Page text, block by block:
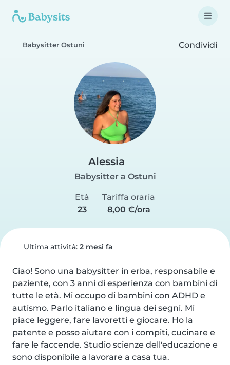
Babysitter Ostuni Condividi
Alessia
Babysitter a Ostuni
Età
23
Tariffa oraria
8,00 €/ora
Ultima attività: 2 mesi fa
Ciao! Sono una babysitter in erba, responsabile e
paziente, con 3 anni di esperienza con bambini di
tutte le età. Mi occupo di bambini con ADHD e
autismo. Parlo italiano e lingua dei segni. Mi
piace leggere, fare lavoretti e giocare. Ho la
patente e posso aiutare con i compiti, cucinare e
fare le faccende. Studio scienze dell'educazione e
sono disponibile a lavorare a casa tua.